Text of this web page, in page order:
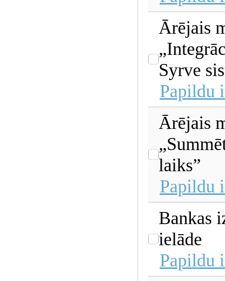
Ārējais
Syrve
Papildu
Ārējais
laiks”
Papildu
Bankas
ielāde
Papildu